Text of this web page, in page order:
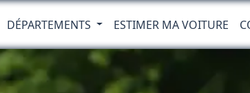
DÉPARTEMENTS ESTIMER MA VOITURE